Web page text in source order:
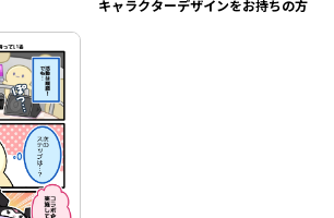
キャラクターデザインをお持ちの方